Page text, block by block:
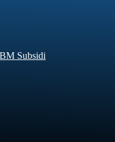
Subsidi